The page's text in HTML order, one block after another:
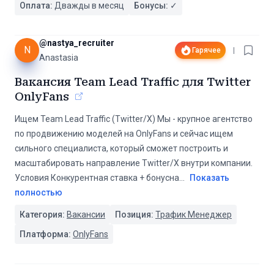
Оплата: Дважды в месяц Бонусы: ✓
N
@nastya_recruiter
Anastasia
Гарячее
Вакансия Team Lead Traffic для Twitter
OnlyFans
Ищем Team Lead Traffic (Twitter/X) Мы - крупное агентство
по продвижению моделей на OnlyFans и сейчас ищем
сильного специалиста, который сможет построить и
масштабировать направление Twitter/X внутри компании.
Условия Конкурентная ставка + бонусна
Показать
полностью
Категория: Вакансии Позиция: Трафик Менеджер
Платформа: OnlyFans